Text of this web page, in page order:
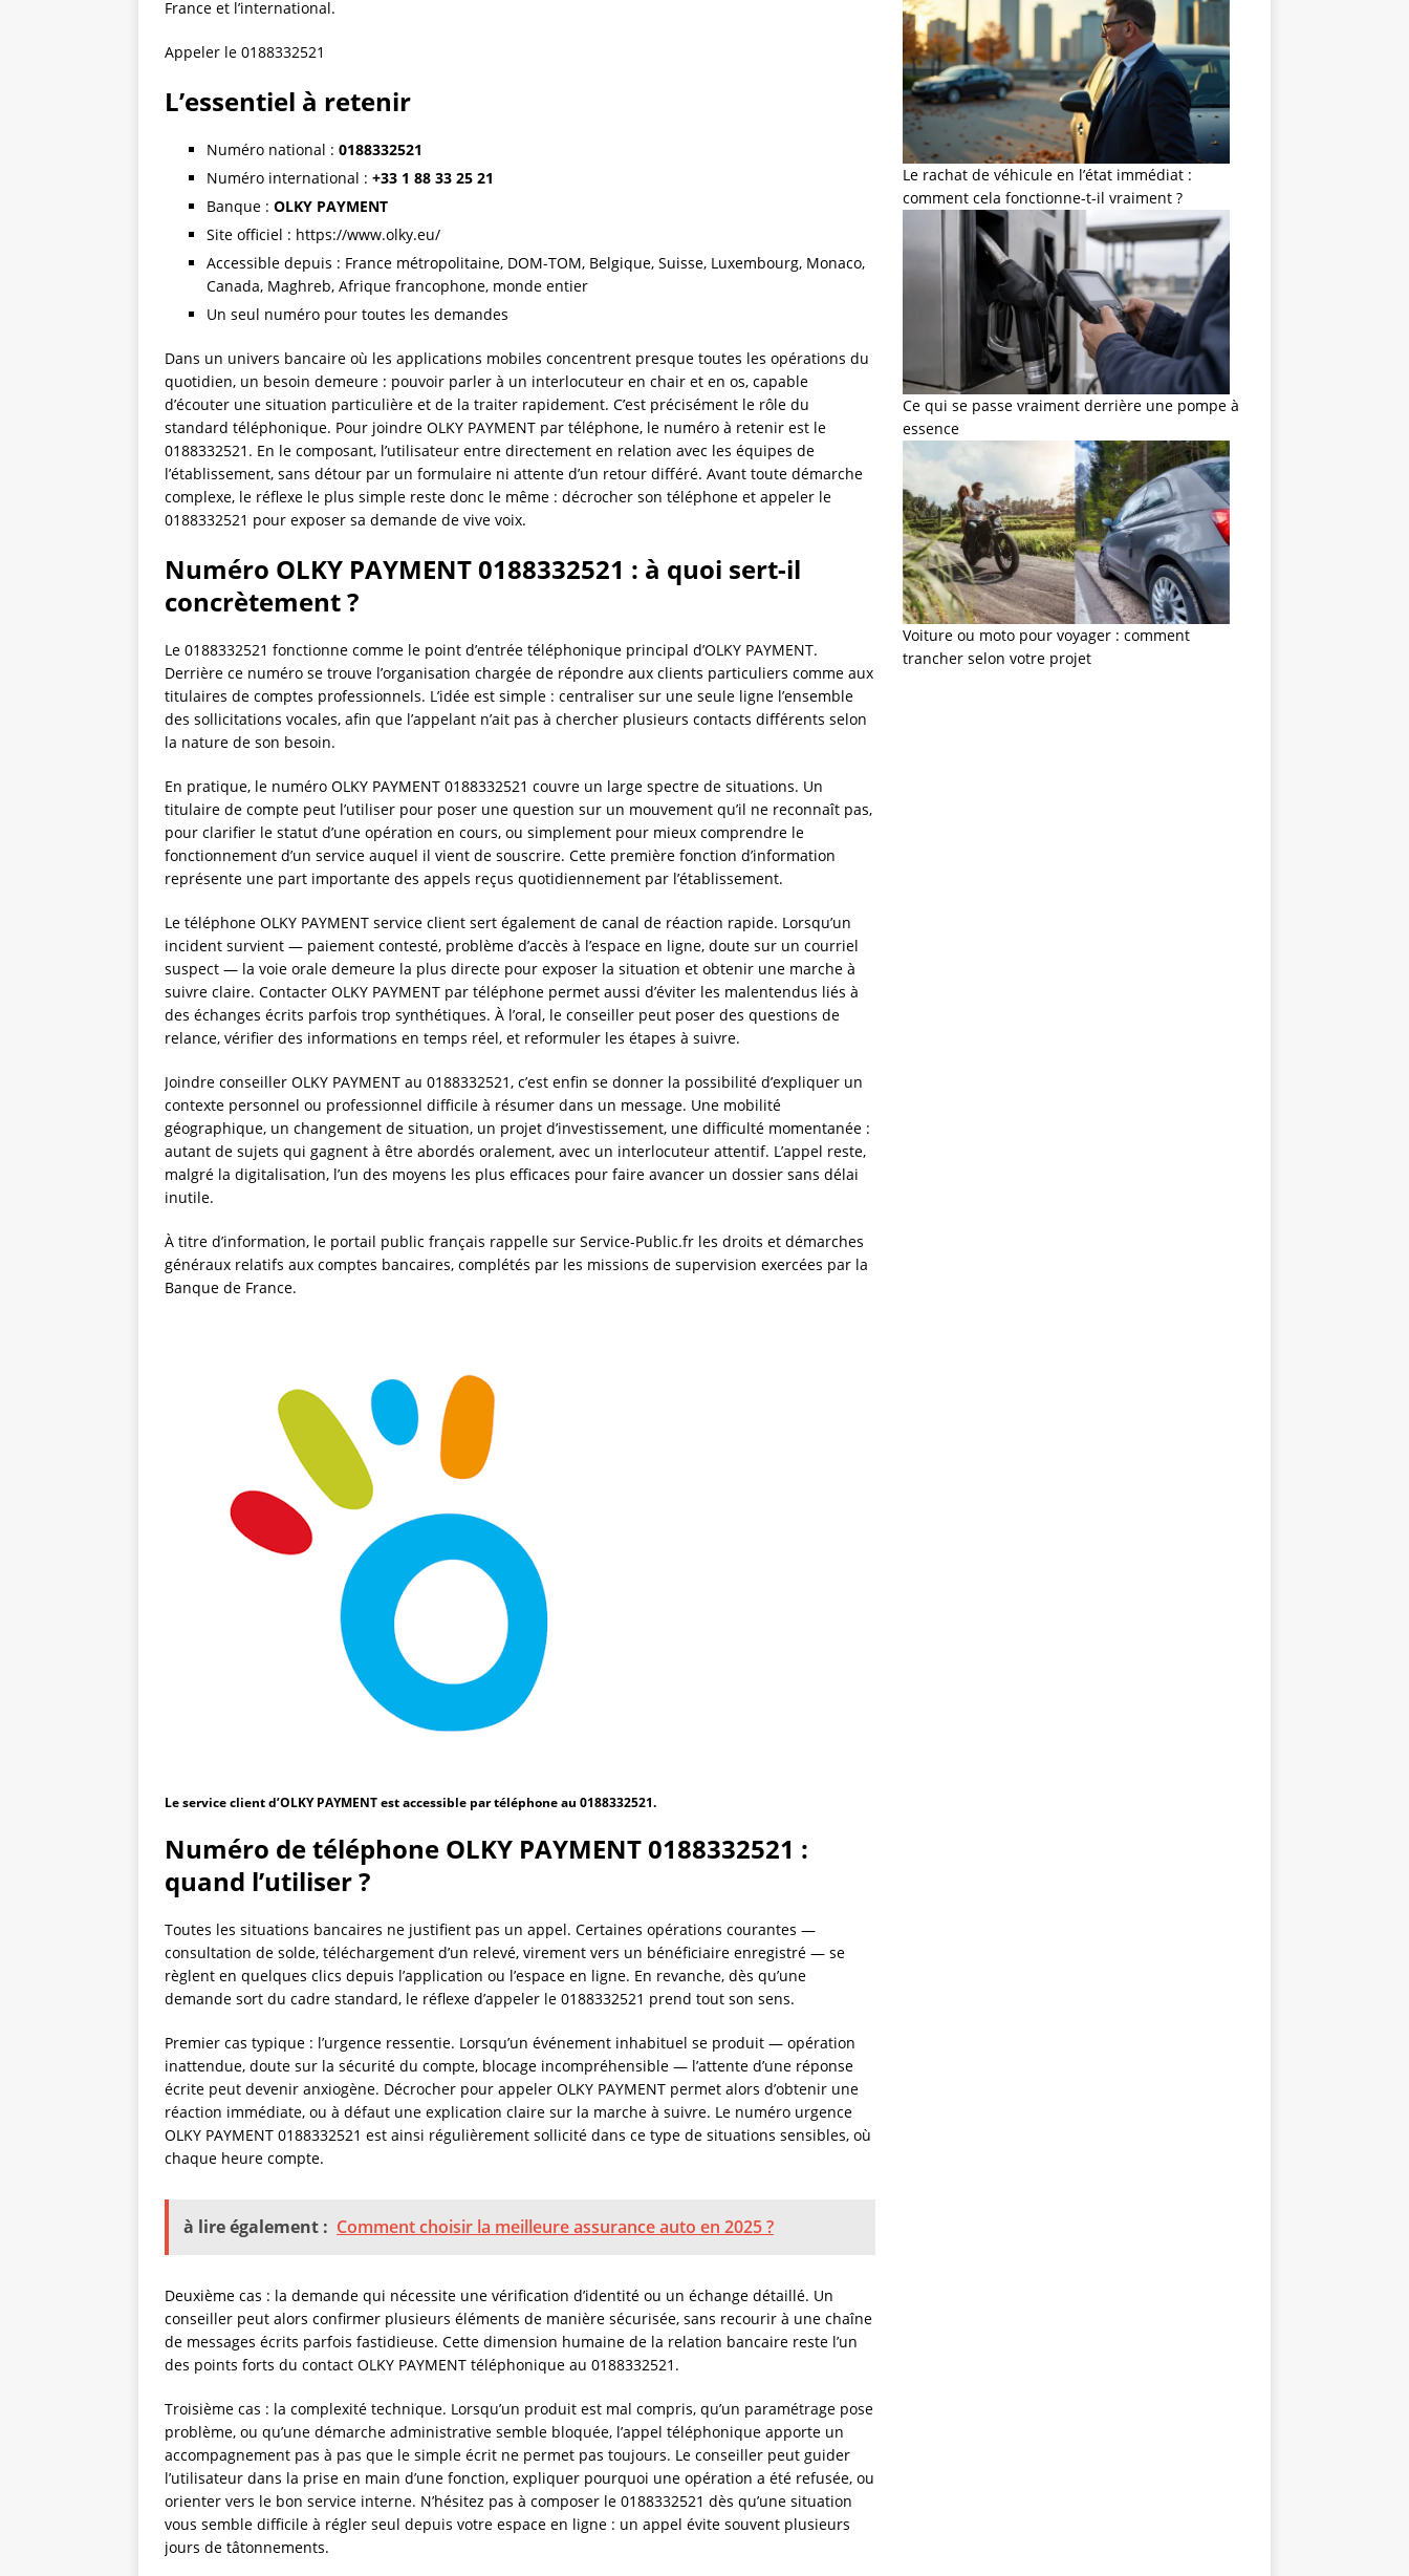
France et l’international.
Appeler le 0188332521
L’essentiel à retenir
Numéro national : 0188332521
Numéro international : +33 1 88 33 25 21
Banque : OLKY PAYMENT
Site officiel : https://www.olky.eu/
Accessible depuis : France métropolitaine, DOM-TOM, Belgique, Suisse, Luxembourg, Monaco,
Canada, Maghreb, Afrique francophone, monde entier
Un seul numéro pour toutes les demandes
Dans un univers bancaire où les applications mobiles concentrent presque toutes les opérations du
quotidien, un besoin demeure : pouvoir parler à un interlocuteur en chair et en os, capable
d’écouter une situation particulière et de la traiter rapidement. C’est précisément le rôle du
standard téléphonique. Pour joindre OLKY PAYMENT par téléphone, le numéro à retenir est le
0188332521. En le composant, l’utilisateur entre directement en relation avec les équipes de
l’établissement, sans détour par un formulaire ni attente d’un retour différé. Avant toute démarche
complexe, le réflexe le plus simple reste donc le même : décrocher son téléphone et appeler le
0188332521 pour exposer sa demande de vive voix.
Numéro OLKY PAYMENT 0188332521 : à quoi sert-il
concrètement ?
Le 0188332521 fonctionne comme le point d’entrée téléphonique principal d’OLKY PAYMENT.
Derrière ce numéro se trouve l’organisation chargée de répondre aux clients particuliers comme aux
titulaires de comptes professionnels. L’idée est simple : centraliser sur une seule ligne l’ensemble
des sollicitations vocales, afin que l’appelant n’ait pas à chercher plusieurs contacts différents selon
la nature de son besoin.
En pratique, le numéro OLKY PAYMENT 0188332521 couvre un large spectre de situations. Un
titulaire de compte peut l’utiliser pour poser une question sur un mouvement qu’il ne reconnaît pas,
pour clarifier le statut d’une opération en cours, ou simplement pour mieux comprendre le
fonctionnement d’un service auquel il vient de souscrire. Cette première fonction d’information
représente une part importante des appels reçus quotidiennement par l’établissement.
Le téléphone OLKY PAYMENT service client sert également de canal de réaction rapide. Lorsqu’un
incident survient — paiement contesté, problème d’accès à l’espace en ligne, doute sur un courriel
suspect — la voie orale demeure la plus directe pour exposer la situation et obtenir une marche à
suivre claire. Contacter OLKY PAYMENT par téléphone permet aussi d’éviter les malentendus liés à
des échanges écrits parfois trop synthétiques. À l’oral, le conseiller peut poser des questions de
relance, vérifier des informations en temps réel, et reformuler les étapes à suivre.
Joindre conseiller OLKY PAYMENT au 0188332521, c’est enfin se donner la possibilité d’expliquer un
contexte personnel ou professionnel difficile à résumer dans un message. Une mobilité
géographique, un changement de situation, un projet d’investissement, une difficulté momentanée :
autant de sujets qui gagnent à être abordés oralement, avec un interlocuteur attentif. L’appel reste,
malgré la digitalisation, l’un des moyens les plus efficaces pour faire avancer un dossier sans délai
inutile.
À titre d’information, le portail public français rappelle sur Service-Public.fr les droits et démarches
généraux relatifs aux comptes bancaires, complétés par les missions de supervision exercées par la
Banque de France.
Le service client d’OLKY PAYMENT est accessible par téléphone au 0188332521.
Numéro de téléphone OLKY PAYMENT 0188332521 :
quand l’utiliser ?
Toutes les situations bancaires ne justifient pas un appel. Certaines opérations courantes —
consultation de solde, téléchargement d’un relevé, virement vers un bénéficiaire enregistré — se
règlent en quelques clics depuis l’application ou l’espace en ligne. En revanche, dès qu’une
demande sort du cadre standard, le réflexe d’appeler le 0188332521 prend tout son sens.
Premier cas typique : l’urgence ressentie. Lorsqu’un événement inhabituel se produit — opération
inattendue, doute sur la sécurité du compte, blocage incompréhensible — l’attente d’une réponse
écrite peut devenir anxiogène. Décrocher pour appeler OLKY PAYMENT permet alors d’obtenir une
réaction immédiate, ou à défaut une explication claire sur la marche à suivre. Le numéro urgence
OLKY PAYMENT 0188332521 est ainsi régulièrement sollicité dans ce type de situations sensibles, où
chaque heure compte.
à lire également : Comment choisir la meilleure assurance auto en 2025 ?
Deuxième cas : la demande qui nécessite une vérification d’identité ou un échange détaillé. Un
conseiller peut alors confirmer plusieurs éléments de manière sécurisée, sans recourir à une chaîne
de messages écrits parfois fastidieuse. Cette dimension humaine de la relation bancaire reste l’un
des points forts du contact OLKY PAYMENT téléphonique au 0188332521.
Troisième cas : la complexité technique. Lorsqu’un produit est mal compris, qu’un paramétrage pose
problème, ou qu’une démarche administrative semble bloquée, l’appel téléphonique apporte un
accompagnement pas à pas que le simple écrit ne permet pas toujours. Le conseiller peut guider
l’utilisateur dans la prise en main d’une fonction, expliquer pourquoi une opération a été refusée, ou
orienter vers le bon service interne. N’hésitez pas à composer le 0188332521 dès qu’une situation
vous semble difficile à régler seul depuis votre espace en ligne : un appel évite souvent plusieurs
jours de tâtonnements.
Le rachat de véhicule en l’état immédiat :
comment cela fonctionne-t-il vraiment ?
Ce qui se passe vraiment derrière une pompe à
essence
Voiture ou moto pour voyager : comment
trancher selon votre projet